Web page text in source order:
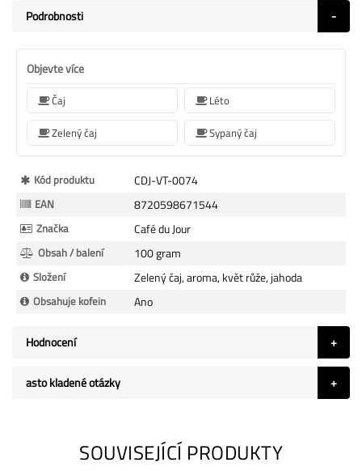
Podrobnosti
Objevte více
Čaj
Léto
Zelený čaj
Sypaný čaj
Více
informací
Kód produktu CDJ-VT-0074
EAN 8720598671544
Značka Café du Jour
Obsah / balení 100 gram
Složení Zelený čaj, aroma, květ růže, jahoda
Obsahuje kofein Ano
Hodnocení
asto kladené otázky
SOUVISEJÍCÍ PRODUKTY